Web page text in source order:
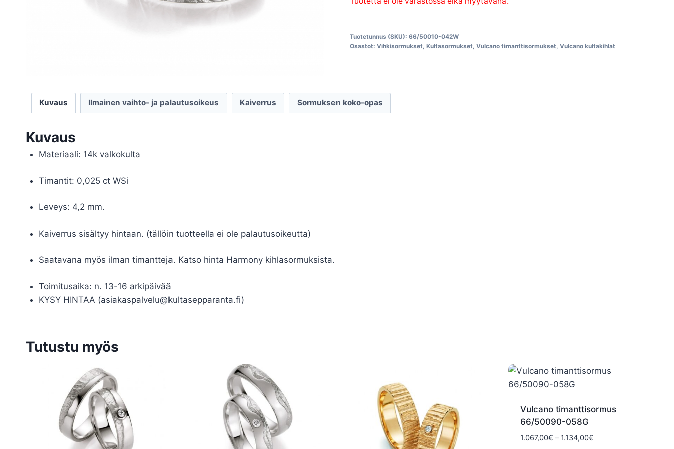
Tuotetunnus (SKU): 66/50010-042W
Osastot: Vihkisormukset, Kultasormukset, Vulcano timanttisormukset, Vulcano kultakihlat
Kuvaus Ilmainen vaihto- ja palautusoikeus Kaiverrus Sormuksen koko-opas
Kuvaus
Materiaali: 14k valkokulta
Timantit: 0,025 ct WSi
Leveys: 4,2 mm.
Kaiverrus sisältyy hintaan. (tällöin tuotteella ei ole palautusoikeutta)
Saatavana myös ilman timantteja. Katso hinta Harmony kihlasormuksista.
Toimitusaika: n. 13-16 arkipäivää
KYSY HINTAA (asiakaspalvelu@kultasepparanta.fi)
Tutustu myös
Vulcano timanttisormus
66/50090-058G
1.067,00€ – 1.134,00€